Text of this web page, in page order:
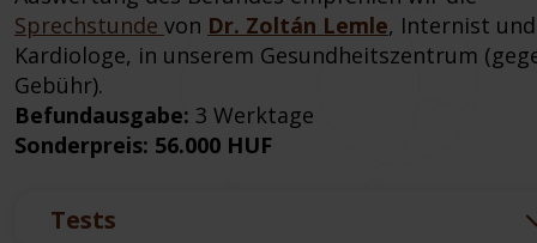
Sprechstunde von Dr. Zoltán Lemle, Internist und
Kardiologe, in unserem Gesundheitszentrum
Gebühr).
Befundausgabe: 3 Werktage
Sonderpreis: 56.000 HUF
Tests